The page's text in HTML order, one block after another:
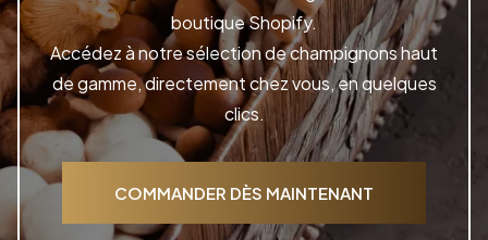
boutique Shopify.
Accédez à notre sélection de champignons haut
de gamme, directement chez vous, en quelques
clics.
COMMANDER DÈS MAINTENANT